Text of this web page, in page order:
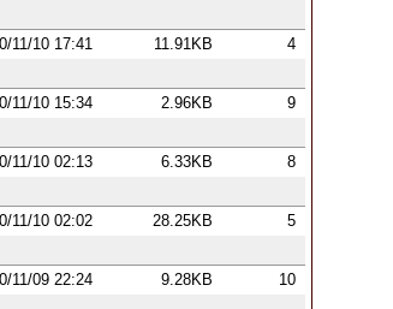
11/10 17:41 11.91KB
4
11/10 15:34 2.96KB
9
11/10 02:13 6.33KB
8
11/10 02:02 28.25KB
5
11/09 22:24 9.28KB
10